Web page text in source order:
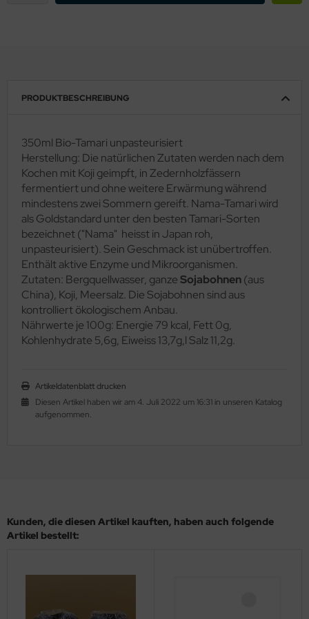
PRODUKTBESCHREIBUNG
350ml Bio-Tamari unpasteurisiert
Herstellung: Die natürlichen Zutaten werden nach dem
Kochen mit Koji geimpft, in Zedernholzfässern
fermentiert und ohne weitere Erwärmung während
mindestens zwei Sommern gereift. Nama-Tamari wird
als Goldstandard unter den besten Tamari-Sorten
bezeichnet ("Nama" heisst in Japan roh,
unpasteurisiert). Sein Geschmack ist unübertroffen.
Enthält aktive Enzyme und Mikroorganismen.
Zutaten: Bergquellwasser, ganzeSojabohnen(aus
China), Koji, Meersalz. Die Sojabohnen sind aus
kontrolliert ökologischem Anbau.
Nährwerte je 100g: Energie 79 kcal, Fett 0g,
Kohlenhydrate 5,6g, Eiweiss 13,7g,l Salz 11,2g.
Artikeldatenblatt drucken
Diesen Artikel haben wir am 4. Juli 2022 um 16:31 in unseren Katalog
aufgenommen.
Kunden, die diesen Artikel kauften, haben auch folgende
Artikel bestellt: